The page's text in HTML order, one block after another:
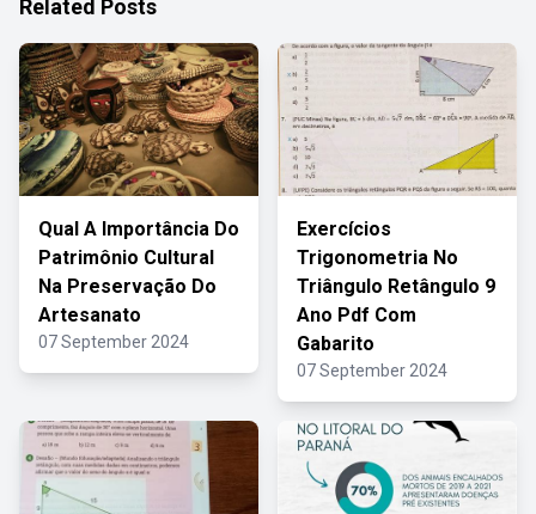
Related Posts
Qual A Importância Do
Patrimônio Cultural
Na Preservação Do
Artesanato
07 September 2024
Exercícios
Trigonometria No
Triângulo Retângulo 9
Ano Pdf Com
Gabarito
07 September 2024